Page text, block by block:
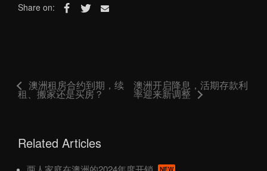
Share on:
澳洲租房合约到期，续
租、搬家还是买房？
澳洲开启降息，活期存款利
率迎来新调整
Related Articles
NEW